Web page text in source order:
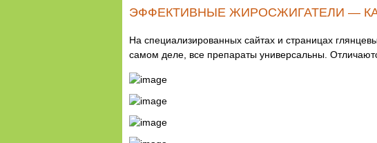
ЭФФЕКТИВНЫЕ ЖИРОСЖИГАТЕЛИ —
На специализированных сайтах и страницах
самом деле, все препараты универсальны.